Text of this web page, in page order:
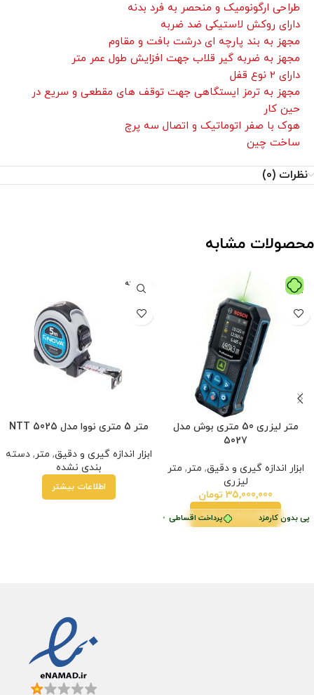
طراحی ارگونومیک و منحصر به فرد بدنه
دارای روکش لاستیکی ضد ضربه
مجهز به بند پارچه ای درشت بافت و مقاوم
مجهز به ضربه گیر قلاب جهت افزایش طول عمر متر
دارای 2 نوع قفل
مجهز به ترمز ایستگاهی جهت توقف های مقطعی و سریع در
حین کار
هوک با صفر اتوماتیک و اتصال سه پرچ
ساخت چین
نظرات (0)
محصولات مشابه
پرداخت اقساطی بدون کارمزد
متر لیزری 50 متری بوش مدل
5027
ابزار اندازه گیری و دقیق, متر, متر
لیزری
35,000,000 تومان
افزودن به سبد خرید
فروخته
شده
متر 5 متری نووا مدل NTT 5025
ابزار اندازه گیری و دقیق, متر,دسته
بندی نشده
اطلاعات بیشتر